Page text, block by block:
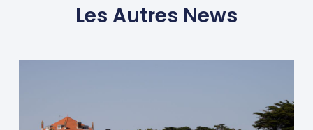
Les Autres News